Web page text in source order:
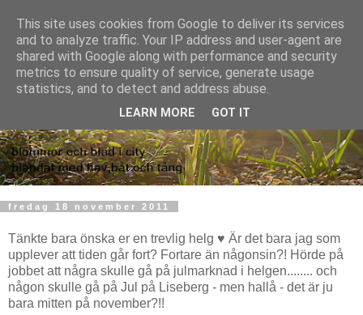
fredag 18 november 2011
Tänkte bara önska er en trevlig helg ♥ Är det bara jag som
upplever att tiden går fort? Fortare än någonsin?! Hörde på
jobbet att några skulle gå på julmarknad i helgen........ och
någon skulle gå på Jul på Liseberg - men hallå - det är ju
bara mitten på november?!!
This site uses cookies from Google to deliver its services
and to analyze traffic. Your IP address and user-agent are
shared with Google along with performance and security
metrics to ensure quality of service, generate usage
statistics, and to detect and address abuse.
LEARN MORE GOT IT